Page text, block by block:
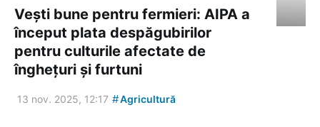
Vești bune pentru fermieri: AIPA a
început plata despăgubirilor
pentru culturile afectate de
înghețuri și furtuni
13 nov. 2025, 12:17 #Agricultură